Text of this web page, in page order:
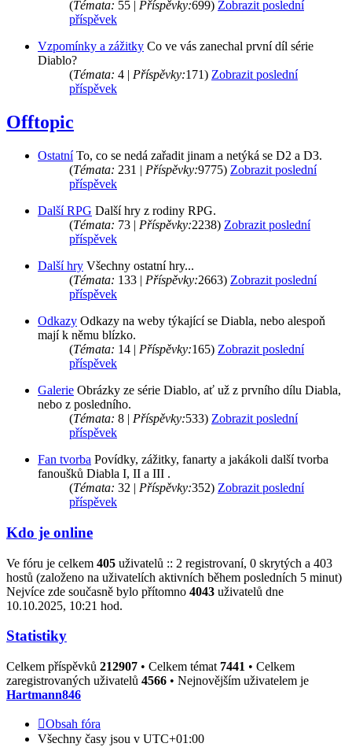
(Témata: 55 | Příspěvky:699) Zobrazit poslední
příspěvek
Vzpomínky a zážitky Co ve vás zanechal první díl série
Diablo?
(Témata: 4 | Příspěvky:171) Zobrazit poslední
příspěvek
Offtopic
Ostatní To, co se nedá zařadit jinam a netýká se D2 a D3.
(Témata: 231 | Příspěvky:9775) Zobrazit poslední
příspěvek
Další RPG Další hry z rodiny RPG.
(Témata: 73 | Příspěvky:2238) Zobrazit poslední
příspěvek
Další hry Všechny ostatní hry...
(Témata: 133 | Příspěvky:2663) Zobrazit poslední
příspěvek
Odkazy Odkazy na weby týkající se Diabla, nebo alespoň
mají k němu blízko.
(Témata: 14 | Příspěvky:165) Zobrazit poslední
příspěvek
Galerie Obrázky ze série Diablo, ať už z prvního dílu Diabla,
nebo z posledního.
(Témata: 8 | Příspěvky:533) Zobrazit poslední
příspěvek
Fan tvorba Povídky, zážitky, fanarty a jakákoli další tvorba
fanoušků Diabla I, II a III .
(Témata: 32 | Příspěvky:352) Zobrazit poslední
příspěvek
Kdo je online
Ve fóru je celkem 405 uživatelů :: 2 registrovaní, 0 skrytých a 403
hostů (založeno na uživatelích aktivních během posledních 5 minut)
Nejvíce zde současně bylo přítomno 4043 uživatelů dne
10.10.2025, 10:21 hod.
Statistiky
Celkem příspěvků 212907 • Celkem témat 7441 • Celkem
zaregistrovaných uživatelů 4566 • Nejnovějším uživatelem je
Hartmann846
Obsah fóra
Všechny časy jsou v UTC+01:00